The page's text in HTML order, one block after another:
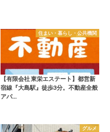
住まい・暮らし・公共機関
【有限会社 東栄エステート】都営新
宿線『大島駅』徒歩3分。不動産全般
アパ…
グルメ